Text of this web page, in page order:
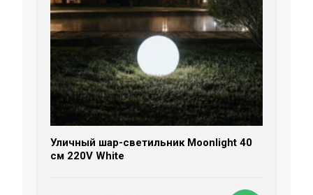
Уличный шар-светильник Moonlight 40
см 220V White